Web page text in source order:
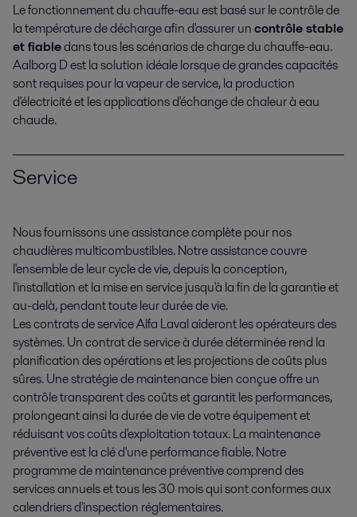
Le fonctionnement du chauffe-eau est basé sur le contrôle de
la température de décharge afin d'assurer uncontrôle stable
et fiabledans tous les scénarios de charge du chauffe-eau.
Aalborg D est la solution idéale lorsque de grandes capacités
sont requises pour la vapeur de service, la production
d'électricité et les applications d'échange de chaleur à eau
chaude.
Service
Nous fournissons une assistance complète pour nos
chaudières multicombustibles. Notre assistance couvre
l'ensemble de leur cycle de vie, depuis la conception,
l'installation et la mise en service jusqu'à la fin de la garantie et
au-delà, pendant toute leur durée de vie.
Les contrats de service Alfa Laval aideront les opérateurs des
systèmes. Un contrat de service à durée déterminée rend la
planification des opérations et les projections de coûts plus
sûres. Une stratégie de maintenance bien conçue offre un
contrôle transparent des coûts et garantit les performances,
prolongeant ainsi la durée de vie de votre équipement et
réduisant vos coûts d'exploitation totaux. La maintenance
préventive est la clé d'une performance fiable. Notre
programme de maintenance préventive comprend des
services annuels et tous les 30 mois qui sont conformes aux
calendriers d'inspection réglementaires.